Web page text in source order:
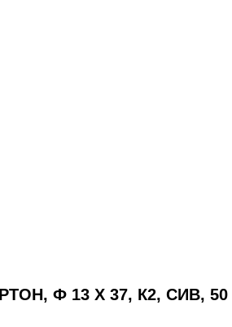
Ф 13 Х 37, К2, СИВ, 50